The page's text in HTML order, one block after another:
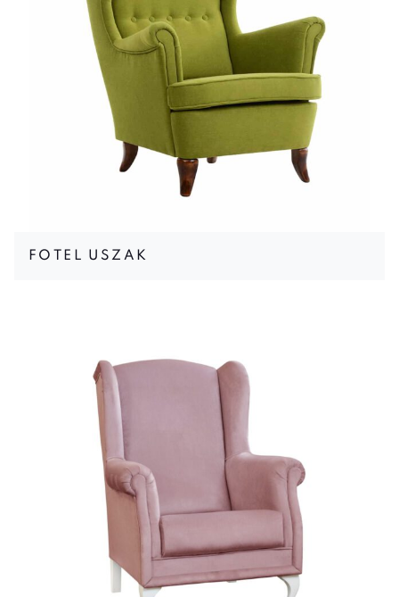
FOTEL USZAK